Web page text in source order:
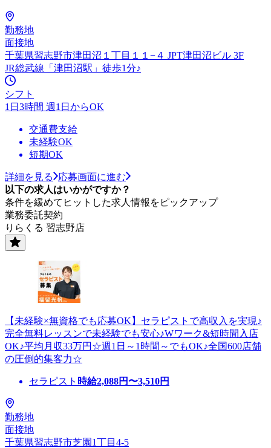
勤務地
面接地
千葉県習志野市津田沼１丁目１１−４ JPT津田沼ビル 3F
JR総武線「津田沼駅」徒歩1分♪
シフト
1日3時間 週1日からOK
交通費支給
未経験OK
短期OK
詳細を見る
応募画面に進む
以下の求人はいかがですか？
条件を緩めてヒットした求人情報をピックアップ
業務委託契約
りらくる 習志野店
【未経験×無資格でも応募OK】セラピストで高収入を実現♪
完全無料レッスンで未経験でも安心♪Wワーク&短時間入店
OK♪平均月収33万円☆週1日～1時間～でもOK♪全国600店舗
の圧倒的集客力☆
セラピスト 時給2,088円〜3,510円
勤務地
面接地
千葉県習志野市芝園1丁目4-5